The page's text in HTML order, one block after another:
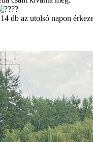
db az utolsó napon